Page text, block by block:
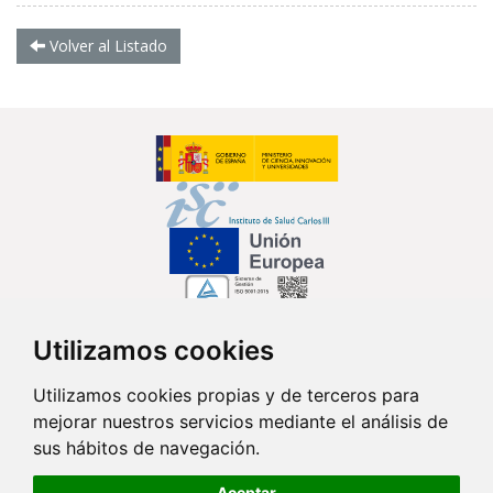
Utilizamos cookies
Utilizamos cookies propias y de terceros para
mejorar nuestros servicios mediante el análisis de
sus hábitos de navegación.
Volver al Listado
Síguenos en...
Contacto
Av. Monforte de Lemos, 3-5. Pabellón 11. Planta 0 28029 Madrid